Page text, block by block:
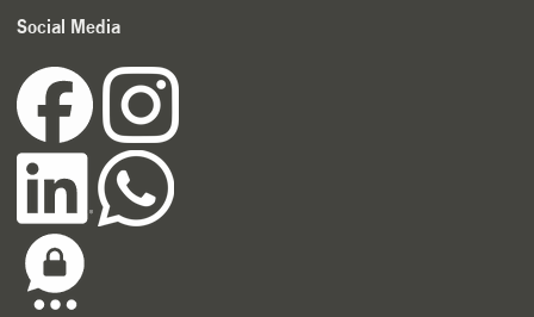
Social Media